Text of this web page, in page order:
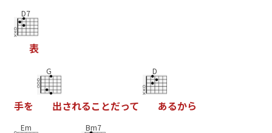
D7
表
手を
G
出されるこ とだって
D
あるから
Em Bm7